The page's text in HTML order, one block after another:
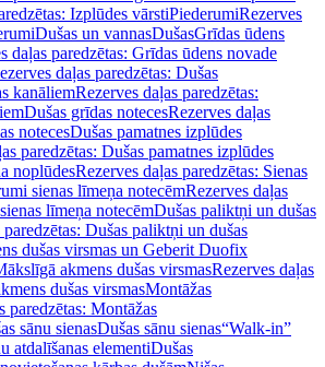
Izplūdes vārstiPiederumiRezerves
Dušas un vannasDušasGrīdas ūdens
daļas paredzētas: Grīdas ūdens novade
daļas paredzētas: Dušas
kanāliemRezerves daļas paredzētas:
Dušas grīdas notecesRezerves daļas
notecesDušas pamatnes izplūdes
paredzētas: Dušas pamatnes izplūdes
noplūdesRezerves daļas paredzētas: Sienas
sienas līmeņa notecēmRezerves daļas
līmeņa notecēmDušas paliktņi un dušas
paredzētas: Dušas paliktņi un dušas
dušas virsmas un Geberit Duofix
akmens dušas virsmasRezerves daļas
dušas virsmasMontāžas
paredzētas: Montāžas
sānu sienasDušas sānu sienas“Walk-in”
atdalīšanas elementiDušas